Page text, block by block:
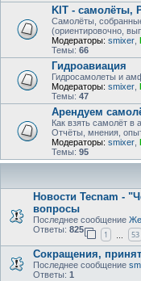
KIT - самолёты,
Самолёты,
(ориентировочно,
Модераторы: smixer
Темы: 66
Гидроавиация
Гидросамолеты и
Модераторы: smixer
Темы: 47
Арендуем
Как взять самолёт в
Отчёты, мнения,
Модераторы: smixer
Темы: 95
Новости Tecnam -
вопросы
Последнее сообщение
Ответы: 825
1 53
Сокращения,
Последнее сообщение
Ответы: 1